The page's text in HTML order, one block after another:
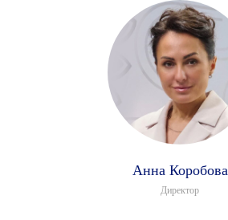
Анна Коробова
Директор